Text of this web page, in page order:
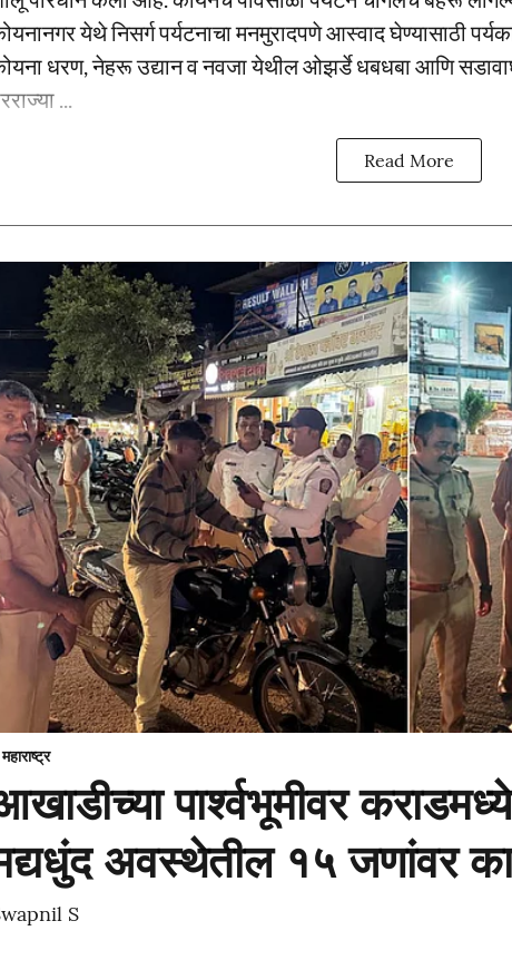
येथे निसर्ग पर्यटनाचा मनमुरादपणे आस्वाद घेण्यासाठी
धरण, नेहरू उद्यान व नवजा येथील ओझर्डे धबधबा आणि
...
Read More
महाराष्ट्र
पार्श्वभूमीवर
अवस्थेतील १५ जणांवर
S